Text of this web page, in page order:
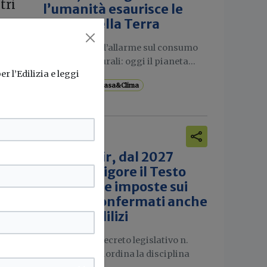
l’umanità esaurisce le
risorse della Terra
Il WWF lancia l’allarme sul consumo
di risorse naturali: oggi il pianeta...
Casa&Clima
Nuovo Tuir, dal 2027
entra in vigore il Testo
unico delle imposte sui
redditi: confermati anche
i bonus edilizi
Pubblicato il decreto legislativo n.
117/2026 che riordina la disciplina
l’Edilizia e leggi